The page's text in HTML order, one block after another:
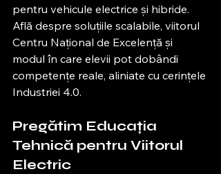
pentru vehicule electrice și hibride.
Află despre soluțiile scalabile, viitorul
Centru Național de Excelență și
modul în care elevii pot dobândi
competențe reale, aliniate cu cerințele
Industriei 4.0.
Pregătim Educația
Tehnică pentru Viitorul
Electric